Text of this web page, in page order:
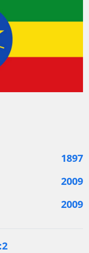
1897
2009
2009